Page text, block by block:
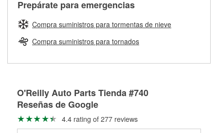
Herramientas de O'Reilly
para reparar el sistema hidráulico de tu maquinaria
agrícola o de construcción.
Más información acerca del servicio de mezcla de pintura
de O'Reilly
traigas tus partes de frenos, nuestros profesionales
medirán tus tambores o discos para determinar si pueden
ser rectificados con seguridad. Si tus tambores o discos no
pueden ser reutilizados, podemos ayudarte a encontrar las
partes de reemplazo correctas para tu reparación.
Rectificación de tambores y discos de freno
Prepárate para emergencias
Compra suministros para tormentas de nieve
Compra suministros para tornados
O'Reilly Auto Parts Tienda #740
Reseñas de Google
4.4 rating of 277 reviews